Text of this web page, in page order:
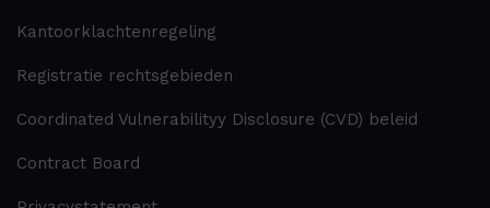
Kantoorklachtenregeling
Registratie rechtsgebieden
Coordinated Vulnerabilityy Disclosure (CVD) beleid
Contract Board